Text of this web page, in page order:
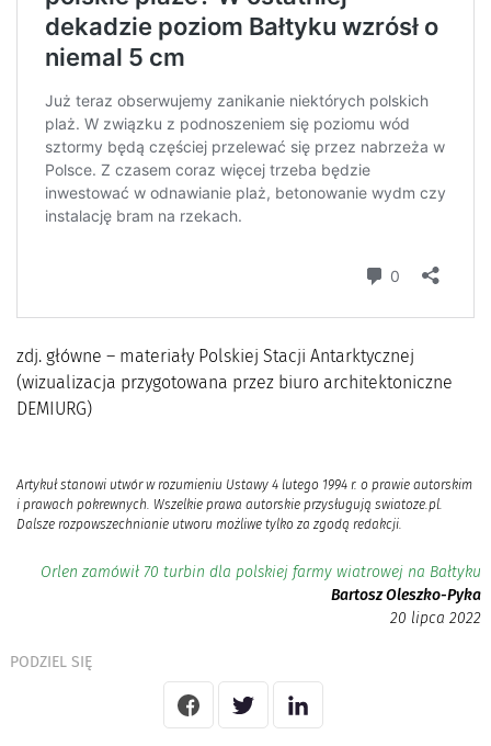
zdj. główne – materiały Polskiej Stacji Antarktycznej
(wizualizacja przygotowana przez biuro architektoniczne
DEMIURG)
Artykuł stanowi utwór w rozumieniu Ustawy 4 lutego 1994 r. o prawie autorskim
i prawach pokrewnych. Wszelkie prawa autorskie przysługują swiatoze.pl.
Dalsze rozpowszechnianie utworu możliwe tylko za zgodą redakcji.
Orlen zamówił 70 turbin dla polskiej farmy wiatrowej na Bałtyku
Bartosz Oleszko-Pyka
20 lipca 2022
PODZIEL SIĘ